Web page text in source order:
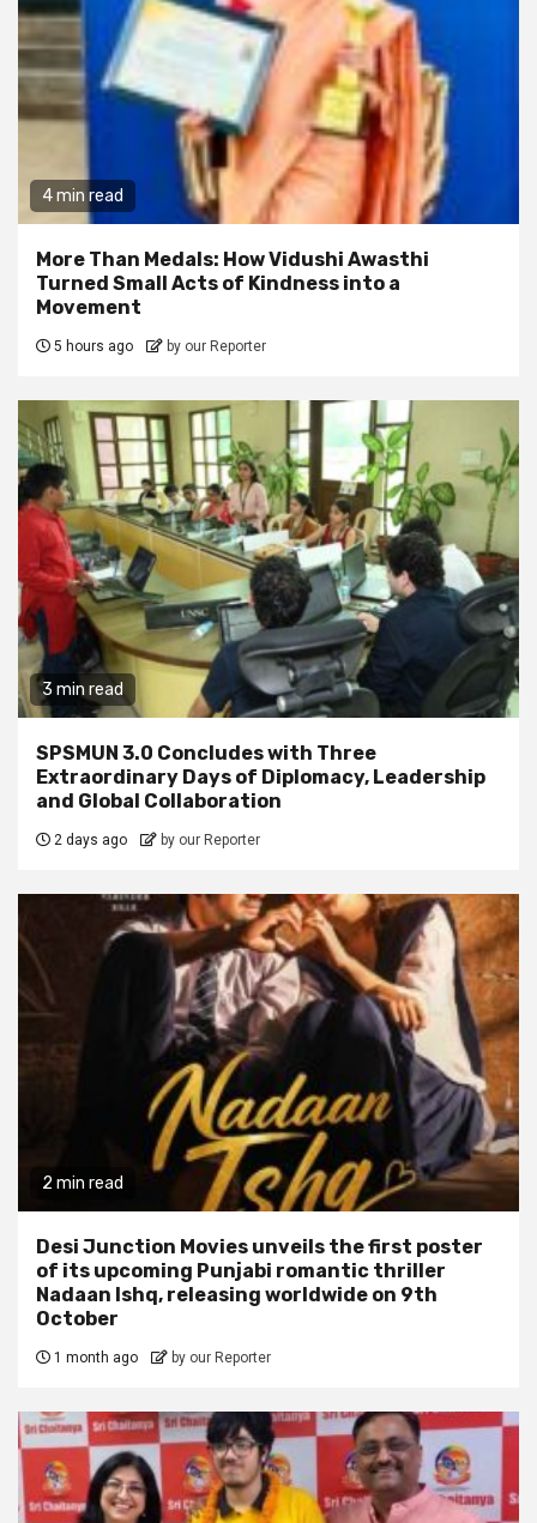
4 min read
More Than Medals: How Vidushi Awasthi
Turned Small Acts of Kindness into a
Movement
5 hours ago by our Reporter
3 min read
SPSMUN 3.0 Concludes with Three
Extraordinary Days of Diplomacy, Leadership
and Global Collaboration
2 days ago by our Reporter
2 min read
Desi Junction Movies unveils the first poster
of its upcoming Punjabi romantic thriller
Nadaan Ishq, releasing worldwide on 9th
October
1 month ago by our Reporter